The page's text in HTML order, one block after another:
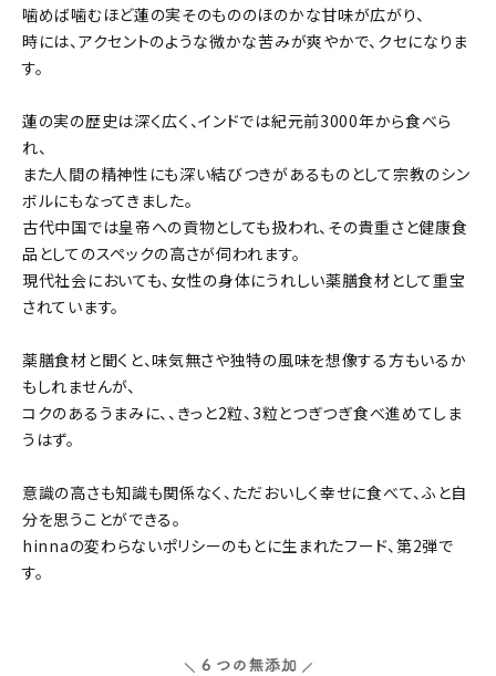
噛めば噛むほど蓮の実そのもののほのかな甘味が広がり、
時には、アクセントのような微かな苦みが爽やかで、クセになりま
す。
蓮の実の歴史は深く広く、インドでは紀元前3000年から食べら
れ、
また人間の精神性にも深い結びつきがあるものとして宗教のシン
ボルにもなってきました。
古代中国では皇帝への貢物としても扱われ、その貴重さと健康食
品としてのスペックの高さが伺われます。
現代社会においても、女性の身体にうれしい薬膳食材として重宝
されています。
薬膳食材と聞くと、味気無さや独特の風味を想像する方もいるか
もしれませんが、
コクのあるうまみに、、きっと2粒、3粒とつぎつぎ食べ進めてしま
うはず。
意識の高さも知識も関係なく、ただおいしく幸せに食べて、ふと自
分を思うことができる。
hinnaの変わらないポリシーのもとに生まれたフード、第2弾で
す。